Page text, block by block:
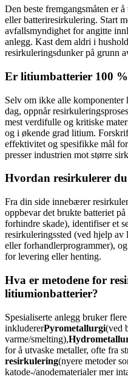
Den beste fremgangsmåten er
eller batteriresirkulering. Start
avfallsmyndighet for angitte
anlegg. Kast dem aldri i
resirkuleringsdunker på grunn
Er litiumbatterier 100
Selv om ikke alle
dag, oppnår
mest verdifulle og kritiske
og i økende grad litium.
effektivitet og spesifikke mål
presser industrien mot større
Hvordan resirkulerer
Fra din side innebærer
oppbevar det brukte batteriet
forhindre skade), identifiser et
resirkuleringssted (ved hjelp av
eller forhandlerprogrammer),
for levering eller henting.
Hva er metodene for
litiumionbatterier?
Spesialiserte anlegg bruker
inkludererPyrometallurgi(ved
varme/smelting),
for å utvaske metaller, ofte fra
resirkulering(nyere metoder
katode-/anodematerialer mer